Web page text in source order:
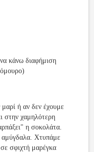
κάνω διαφήμιση
ή αν δεν έχουμε
στην χαμηλότερη
η σοκολάτα.
αμύγδαλα. Χτυπάμε
σφιχτή μαρέγκα